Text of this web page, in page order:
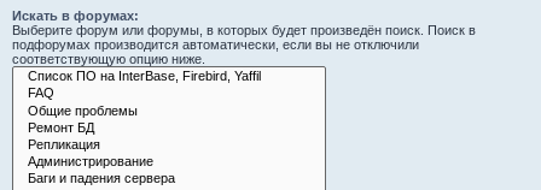
Искать в форумах:
Выберите форум или форумы, в которых будет произведён поиск. Поиск в
подфорумах производится автоматически, если вы не отключили
соответствующую опцию ниже.